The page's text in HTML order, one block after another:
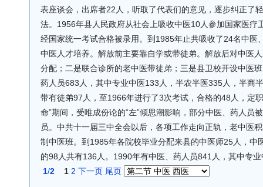
表座谈会，出席者22人，听取了代表们的意见，逐步纠正了
法。1956年县人民政府从社会上吸收中医10人参加国家医疗
经国家统一考试合格被录用。到1985年止共吸收了24名中医
中医人才培养。解放前主要靠自学或带徒弟。解放后对中医
分配；二是联合诊所的老中医带徒弟；三是县卫校开设中医
药人员683人，其中专业中医133人，半农半医335人，半商
带有徒弟97人，至1966年进行了3次考试，合格的48人，定
命”期间，受唯成份论的“左”倾思潮影响，部分中医、药人员
员。中共十一届三中全会以后，各项工作走向正轨，老中医
制中医班。到1985年各院校毕业分配来县的中医师25人，中
的98人共有136人。1990年有中医、药人员841人，其中专
1/2 1 2 下一页 尾页